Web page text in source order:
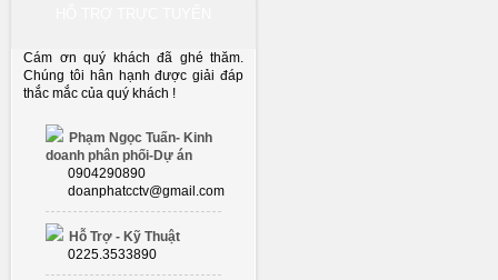
Cám ơn quý khách đã ghé thăm.
Chúng tôi hân hạnh được giải đáp
thắc mắc của quý khách !
Phạm Ngọc Tuấn- Kinh
doanh phân phối-Dự án
0904290890
doanphatcctv@gmail.com
Hỗ Trợ - Kỹ Thuật
0225.3533890